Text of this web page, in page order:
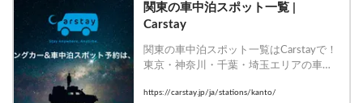
関東の車中泊スポット一覧 |
Carstay
関東の車中泊スポット一覧はCarstayで！
東京・神奈川・千葉・埼玉エリアの車中
ぐ予約！
https://carstay.jp/ja/stations/kanto/